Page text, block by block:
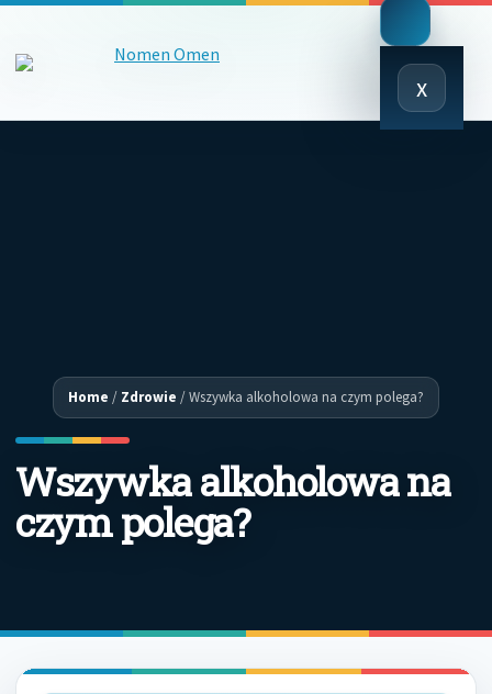
x
Close
Menu
Home / Zdrowie /Wszywka alkoholowa na czym polega?
Wszywka alkoholowa na
czym polega?